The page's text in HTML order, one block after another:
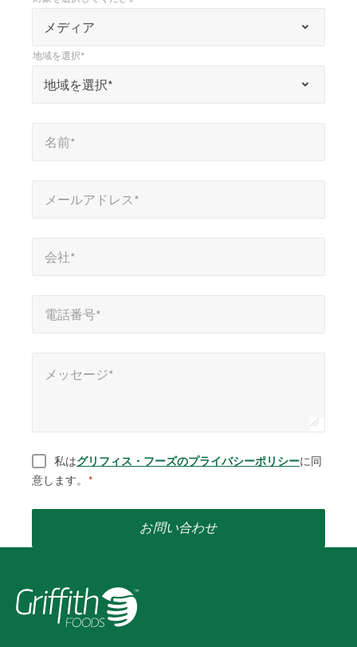
」
メディア
地域を選択*
地域を選択*
名前*
メールアドレス*
会社*
電話番号*
メッセージ*
同意
*
私はグリフィス・フーズのプライバシーポリシーに同
意します。 *
お問い合わせ